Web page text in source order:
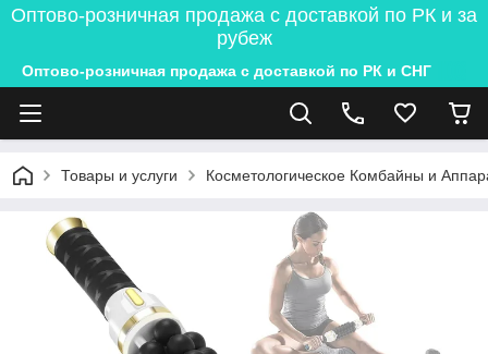
Оптово-розничная продажа с доставкой по РК и за
рубеж
Оптово-розничная продажа с доставкой по РК и СНГ
Товары и услуги Косметологическое Комбайны и